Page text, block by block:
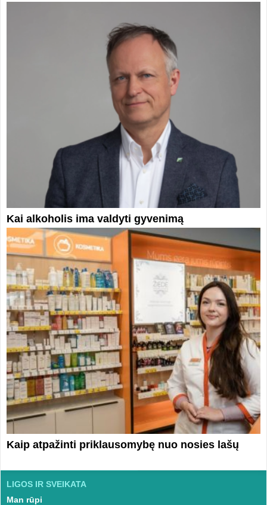
Kai alkoholis ima valdyti gyvenimą
Kaip atpažinti priklausomybę nuo nosies lašų
LIGOS IR SVEIKATA
Man rūpi